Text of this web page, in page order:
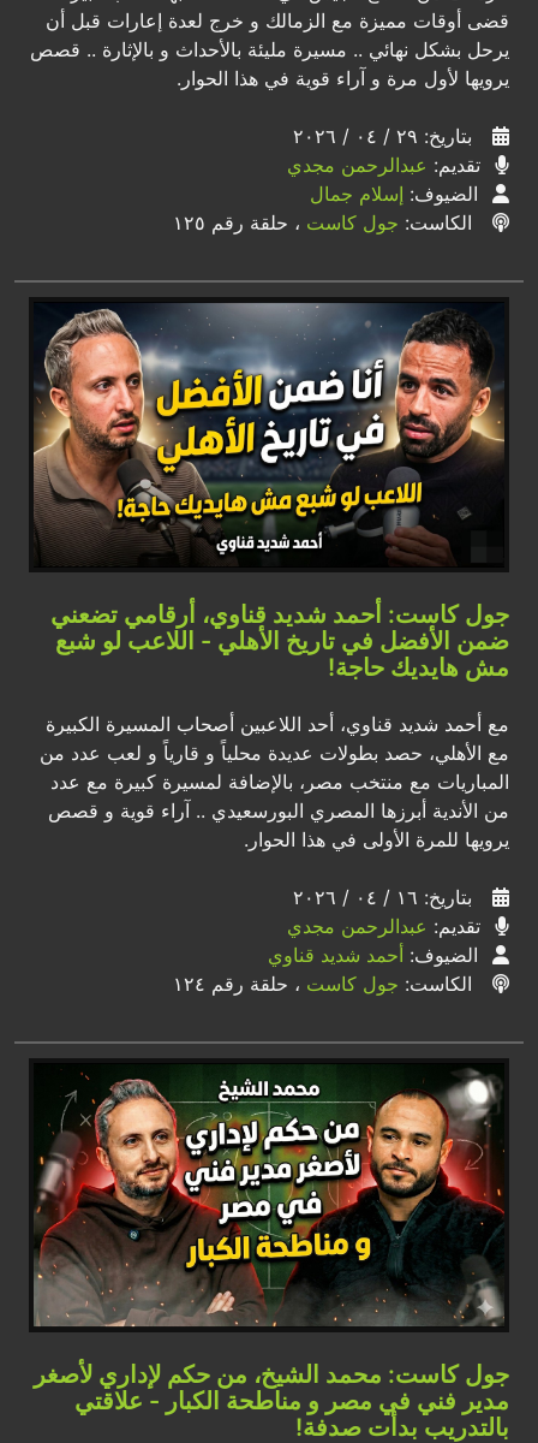
قضى أوقات مميزة مع الزمالك و خرج لعدة إعارات قبل أن
يرحل بشكل نهائي .. مسيرة مليئة بالأحداث و بالإثارة .. قصص
يرويها لأول مرة و آراء قوية في هذا الحوار.
بتاريخ: ٢٩ / ٠٤ / ٢٠٢٦
تقديم: عبدالرحمن مجدي
الضيوف: إسلام جمال
الكاست: جول كاست ، حلقة رقم ١٢٥
جول كاست: أحمد شديد قناوي، أرقامي تضعني
ضمن الأفضل في تاريخ الأهلي - اللاعب لو شبع
مش هايديك حاجة!
مع أحمد شديد قناوي، أحد اللاعبين أصحاب المسيرة الكبيرة
مع الأهلي، حصد بطولات عديدة محلياً و قارياً و لعب عدد من
المباريات مع منتخب مصر، بالإضافة لمسيرة كبيرة مع عدد
من الأندية أبرزها المصري البورسعيدي .. آراء قوية و قصص
يرويها للمرة الأولى في هذا الحوار.
بتاريخ: ١٦ / ٠٤ / ٢٠٢٦
تقديم: عبدالرحمن مجدي
الضيوف: أحمد شديد قناوي
الكاست: جول كاست ، حلقة رقم ١٢٤
جول كاست: محمد الشيخ، من حكم لإداري لأصغر
مدير فني في مصر و مناطحة الكبار - علاقتي
بالتدريب بدأت صدفة!